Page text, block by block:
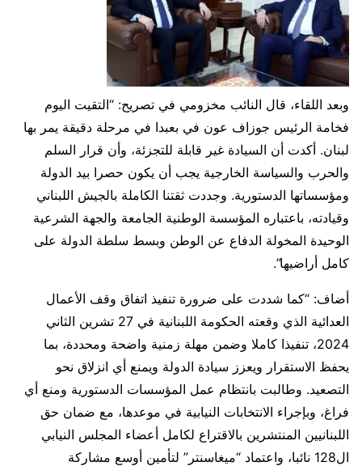
وبعد اللقاء، قال النائب مخزومي في تصريح: “التقيت اليوم
فخامة الرئيس جوزاف عون في بعبدا في مرحلة دقيقة يمر بها
لبنان. أكدت أن السيادة غير قابلة للتجزئة، وأن قرار السلم
والحرب والسياسة الخارجية يجب أن يكون حصرا بيد الدولة
ومؤسساتها الدستورية. وجددت ثقتنا الكاملة بالجيش اللبناني
وقيادته، باعتباره المؤسسة الوطنية الجامعة والجهة الشرعية
الوحيدة المخولة الدفاع عن الوطن وبسط سلطة الدولة على
كامل أراضيها”.
أضاف: “كما شددت على ضرورة تنفيذ اتفاق وقف الأعمال
العدائية الذي وقعته الحكومة اللبنانية في 27 تشرين الثاني
2024، تنفيذا كاملا وضمن مهلة زمنية واضحة ومحددة، بما
يحفظ الاستقرار ويعزز سيادة الدولة ويمنع أي انزلاق نحو
التصعيد. وطالبت بانتظام عمل المؤسسات الدستورية ومنع أي
فراغ، وبإجراء الانتخابات النيابية في موعدها، مع ضمان حق
اللبنانيين المنتشرين بالاقتراع لكامل أعضاء المجلس النيابي
ال128 نائبا، واعتماد “ميغاسنتر” لتأمين أوسع مشاركة